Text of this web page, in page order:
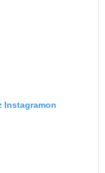
Instagramon